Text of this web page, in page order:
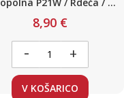
/ 8W / 12-24V / Canbus
8,90 €
- +
V KOŠARICO